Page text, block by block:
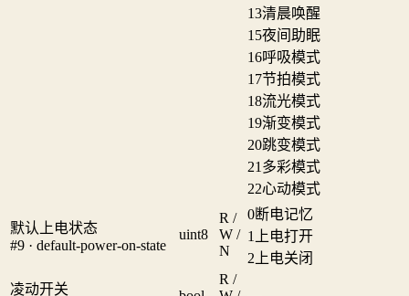
13清晨唤醒
15夜间助眠
16呼吸模式
17节拍模式
18流光模式
19渐变模式
20跳变模式
21 多彩模式
22心动模式
默认上电状态
#9 · default-power-on-state
uint8
R /
W /
N
0断电记忆
1
上电打开
2 上电关闭
凌动开关
R /